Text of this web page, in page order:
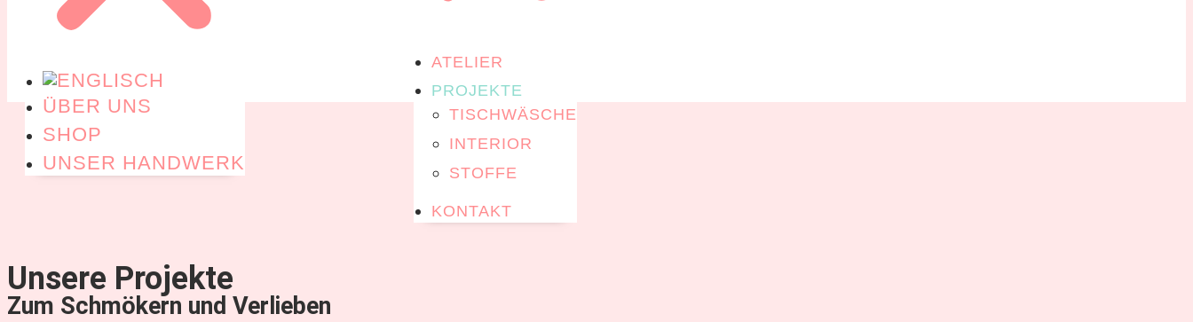
ÜBER UNS
SHOP
UNSER HANDWERK
ATELIER
PROJEKTE
TISCHWÄSCHE
INTERIOR
STOFFE
KONTAKT
Unsere Projekte
Zum Schmökern und Verlieben